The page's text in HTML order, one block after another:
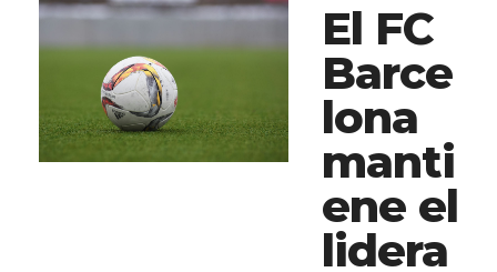
El FC
Barce
lona
manti
ene el
lidera